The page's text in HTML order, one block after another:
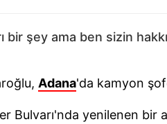
şey ama ben sizin
Adana'da kamyon
Bulvarı'nda yenilenen bir